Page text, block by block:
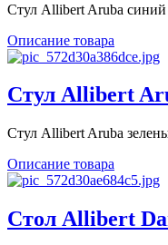
Стул Allibert Aruba
Описание товара
Стул Allibert
Стул Allibert Aruba
Описание товара
Стол Allibert